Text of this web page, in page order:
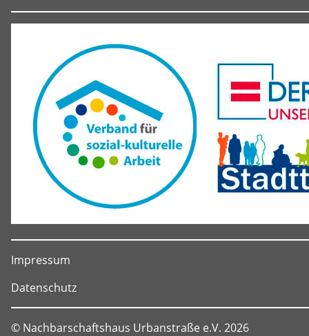
Impressum
Datenschutz
© Nachbarschaftshaus Urbanstraße e.V. 2026